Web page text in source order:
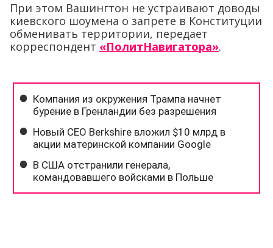
При этом Вашингтон не устраивают доводы
киевского шоумена о запрете в Конституции
обменивать территории, передает
корреспондент «ПолитНавигатора».